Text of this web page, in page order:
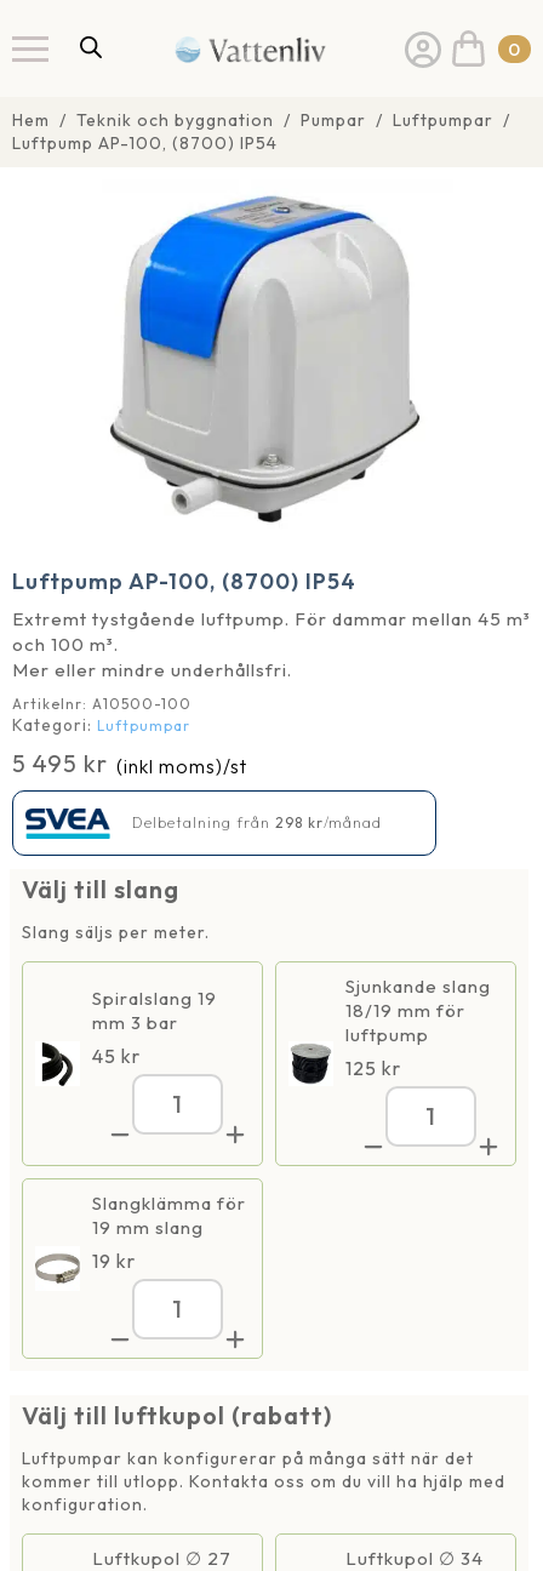
0
Hem Teknik och byggnation Pumpar
Luftpumpar
Luftpump AP-100, (8700) IP54
Luftpump AP-100, (8700) IP54
Extremt tystgående luftpump. För dammar mellan 45 m³
och 100 m³.
Mer eller mindre underhållsfri.
Artikelnr: A10500-100
Kategori: Luftpumpar
5 495 kr (inkl moms)/st
Delbetalning från 298 kr/månad
Välj till slang
Slang säljs per meter.
Spiralslang 19
mm 3 bar
45 kr
Luftpump
AP-
(8700)
IP54
mängd
Sjunkande slang
18/19 mm för
luftpump
125 kr
Luftpump
AP-
100,
Slangklämma för
19 mm slang
19 kr
Luftpump
AP-
100,
mängd
Välj till luftkupol (rabatt)
Luftpumpar kan konfigurerar på många sätt när det
kommer till utlopp. Kontakta oss om du vill ha hjälp med
konfiguration.
Luftkupol ∅ 27
Luftkupol ∅ 34